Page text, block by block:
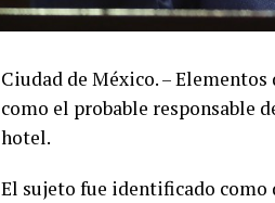
Ciudad de México. –
como el probable responsable
hotel.
El sujeto fue identificado